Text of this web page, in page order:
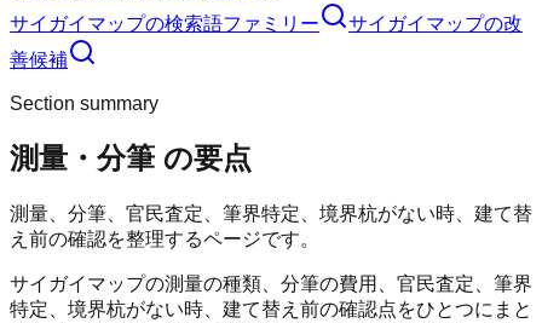
サイガイマップの検索語ファミリー サイガイマップの改
善候補
Section summary
測量・分筆 の要点
測量、分筆、官民査定、筆界特定、境界杭がない時、建て替
え前の確認を整理するページです。
サイガイマップの測量の種類、分筆の費用、官民査定、筆界
特定、境界杭がない時、建て替え前の確認点をひとつにまと